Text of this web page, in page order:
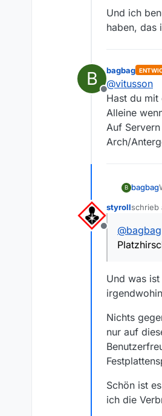
Und ich
haben, das
B
Offline
bagbag
@vitusson
Hast du
Alleine
Auf
Arch/
B bagbag
Offline
styrollschrieb
zuletzt
@bagbag
Und was
Nichts
nur auf
Schön ist
ich die